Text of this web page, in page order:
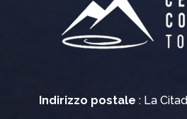
Indirizzo postale : La